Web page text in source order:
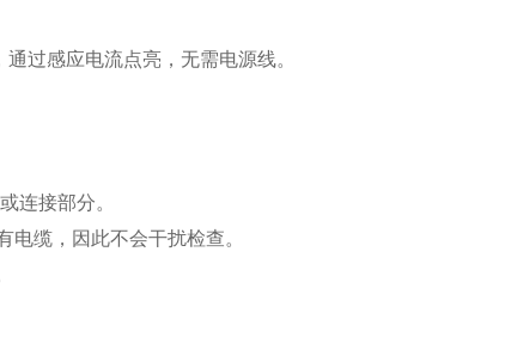
过感应电流点亮，无需电源线。
连接部分。
缆，因此不会干扰检查。